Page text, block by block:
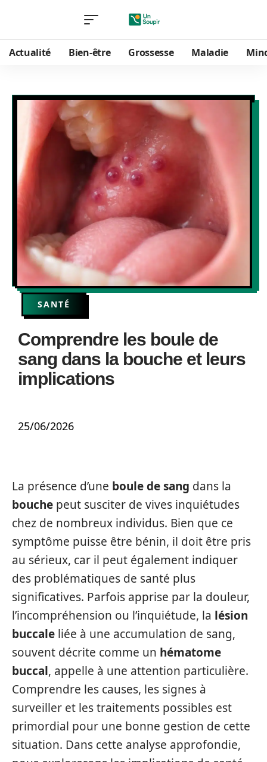
Actualité Bien-être Grossesse Maladie
SANTÉ
Comprendre les boule de
sang dans la bouche et leurs
implications
25/06/2026
La présence d’une boule de sang dans la
bouche peut susciter de vives inquiétudes
chez de nombreux individus. Bien que ce
symptôme puisse être bénin, il doit être pris
au sérieux, car il peut également indiquer
des problématiques de santé plus
significatives. Parfois apprise par la douleur,
l’incompréhension ou l’inquiétude, la lésion
buccale liée à une accumulation de sang,
souvent décrite comme un hématome
buccal, appelle à une attention particulière.
Comprendre les causes, les signes à
surveiller et les traitements possibles est
primordial pour une bonne gestion de cette
situation. Dans cette analyse approfondie,